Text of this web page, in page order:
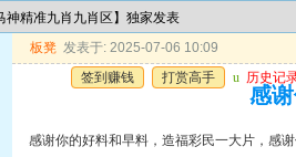
神精准九肖九肖区】独家发表
板凳 发表于: 2025-07-06 10:09
签到赚钱
打赏高手 u 历史记
感
感谢你的好料和早料，造福彩民一大片，感